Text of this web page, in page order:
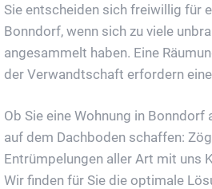
Sie entscheiden sich freiwillig für
Bonndorf, wenn sich zu viele
angesammelt haben. Eine
der Verwandtschaft erfordern
Ob Sie eine Wohnung in
auf dem Dachboden schaffen:
Entrümpelungen aller Art mit uns
Wir finden für Sie die optimale